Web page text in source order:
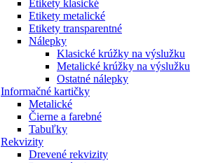
Etikety klasické
Etikety metalické
Etikety transparentné
Nálepky
Klasické krúžky na výslužku
Metalické krúžky na výslužku
Ostatné nálepky
Informačné kartičky
Metalické
Čierne a farebné
Tabuľky
Rekvizity
Drevené rekvizity